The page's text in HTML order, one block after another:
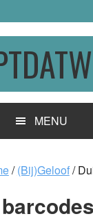
MENU
/ (Bij)Geloof/